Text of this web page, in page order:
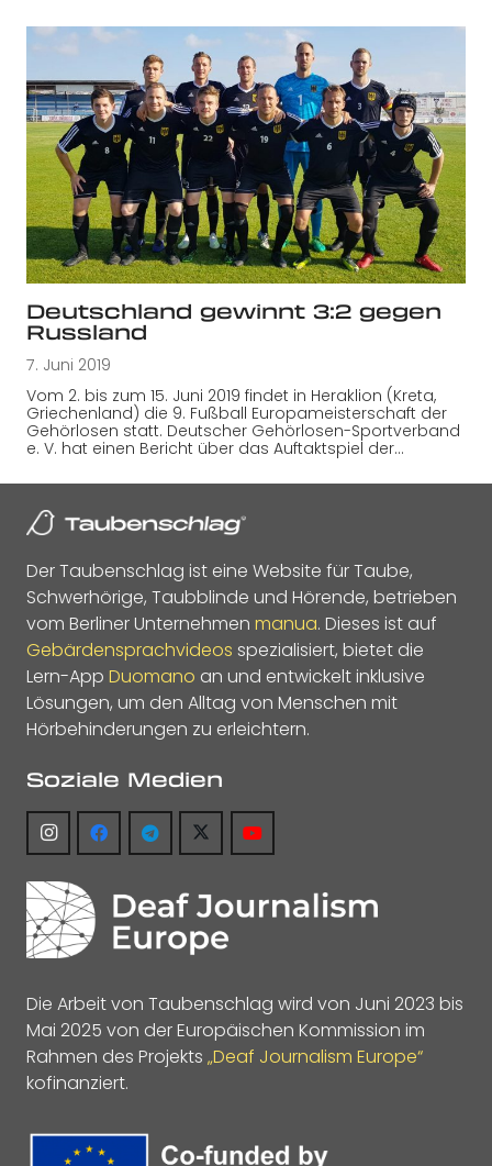
Deutschland gewinnt 3:2 gegen
Russland
7. Juni 2019
Vom 2. bis zum 15. Juni 2019 findet in Heraklion (Kreta,
Griechenland) die 9. Fußball Europameisterschaft der
Gehörlosen statt. Deutscher Gehörlosen-Sportverband
e. V. hat einen Bericht über das Auftaktspiel der…
Der Taubenschlag ist eine Website für Taube,
Schwerhörige, Taubblinde und Hörende, betrieben
vom Berliner Unternehmen manua. Dieses ist auf
Gebärdensprachvideos spezialisiert, bietet die
Lern-App Duomano an und entwickelt inklusive
Lösungen, um den Alltag von Menschen mit
Hörbehinderungen zu erleichtern.
Soziale Medien
Die Arbeit von Taubenschlag wird von Juni 2023 bis
Mai 2025 von der Europäischen Kommission im
Rahmen des Projekts „Deaf Journalism Europe“
kofinanziert.